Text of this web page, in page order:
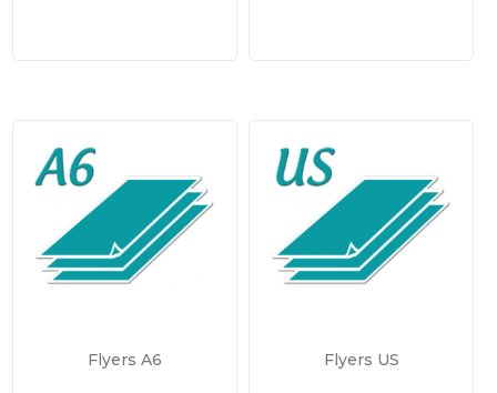
Flyers A6 Flyers US